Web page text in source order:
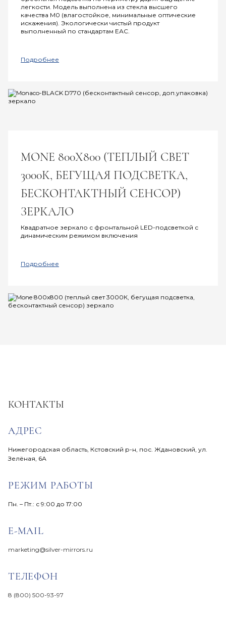
легкости. Модель выполнена из стекла высшего
качества M0 (влагостойкое, минимальные оптические
искажения). Экологически чистый продукт
выполненный по стандартам ЕАС.
Подробнее
MONE 800Х800 (ТЕПЛЫЙ СВЕТ
3000К, БЕГУЩАЯ ПОДСВЕТКА,
БЕСКОНТАКТНЫЙ СЕНСОР)
ЗЕРКАЛО
Квадратное зеркало с фронтальной LED-подсветкой с
динамическим режимом включения
Подробнее
КОНТАКТЫ
АДРЕС
Нижегородская область, Кстовский р-н, пос. Ждановский, ул.
Зелёная, 6А
РЕЖИМ РАБОТЫ
Пн. – Пт.: с 9:00 до 17:00
E-MAIL
marketing@silver-mirrors.ru
ТЕЛЕФОН
8 (800) 500-93-97